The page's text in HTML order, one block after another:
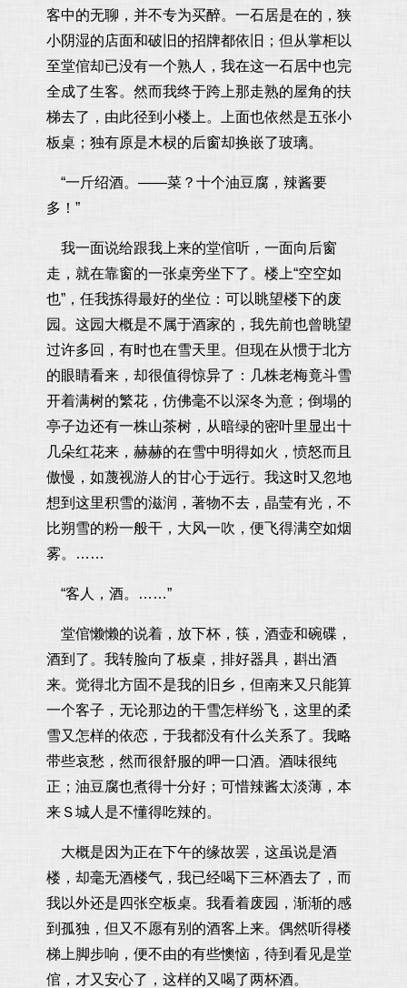
客中的无聊，并不专为买醉。一石居是在的，狭
小阴湿的店面和破旧的招牌都依旧；但从掌柜以
至堂倌却已没有一个熟人，我在这一石居中也完
全成了生客。然而我终于跨上那走熟的屋角的扶
梯去了，由此径到小楼上。上面也依然是五张小
板桌；独有原是木棂的后窗却换嵌了玻璃。
“一斤绍酒。——菜？十个油豆腐，辣酱要
多！”
我一面说给跟我上来的堂倌听，一面向后窗
走，就在靠窗的一张桌旁坐下了。楼上“空空如
也”，任我拣得最好的坐位：可以眺望楼下的废
园。这园大概是不属于酒家的，我先前也曾眺望
过许多回，有时也在雪天里。但现在从惯于北方
的眼睛看来，却很值得惊异了：几株老梅竟斗雪
开着满树的繁花，仿佛毫不以深冬为意；倒塌的
亭子边还有一株山茶树，从暗绿的密叶里显出十
几朵红花来，赫赫的在雪中明得如火，愤怒而且
傲慢，如蔑视游人的甘心于远行。我这时又忽地
想到这里积雪的滋润，著物不去，晶莹有光，不
比朔雪的粉一般干，大风一吹，便飞得满空如烟
雾。……
“客人，酒。……”
堂倌懒懒的说着，放下杯，筷，酒壶和碗碟，
酒到了。我转脸向了板桌，排好器具，斟出酒
来。觉得北方固不是我的旧乡，但南来又只能算
一个客子，无论那边的干雪怎样纷飞，这里的柔
雪又怎样的依恋，于我都没有什么关系了。我略
带些哀愁，然而很舒服的呷一口酒。酒味很纯
正；油豆腐也煮得十分好；可惜辣酱太淡薄，本
来Ｓ城人是不懂得吃辣的。
大概是因为正在下午的缘故罢，这虽说是酒
楼，却毫无酒楼气，我已经喝下三杯酒去了，而
我以外还是四张空板桌。我看着废园，渐渐的感
到孤独，但又不愿有别的酒客上来。偶然听得楼
梯上脚步响，便不由的有些懊恼，待到看见是堂
倌，才又安心了，这样的又喝了两杯酒。